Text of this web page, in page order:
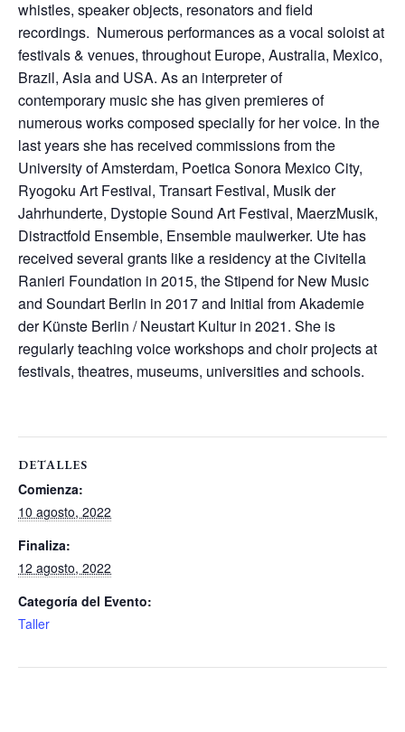
whistles, speaker objects, resonators and field
recordings. Numerous performances as a vocal soloist at
festivals & venues, throughout Europe, Australia, Mexico,
Brazil, Asia and USA. As an interpreter of
contemporary music she has given premieres of
numerous works composed specially for her voice. In the
last years she has received commissions from the
University of Amsterdam, Poetica Sonora Mexico City,
Ryogoku Art Festival, Transart Festival, Musik der
Jahrhunderte, Dystopie Sound Art Festival, MaerzMusik,
Distractfold Ensemble, Ensemble maulwerker. Ute has
received several grants like a residency at the Civitella
Ranieri Foundation in 2015, the Stipend for New Music
and Soundart Berlin in 2017 and Initial from Akademie
der Künste Berlin / Neustart Kultur in 2021. She is
regularly teaching voice workshops and choir projects at
festivals, theatres, museums, universities and schools.
DETALLES
Comienza:
10 agosto, 2022
Finaliza:
12 agosto, 2022
Categoría del Evento:
Taller